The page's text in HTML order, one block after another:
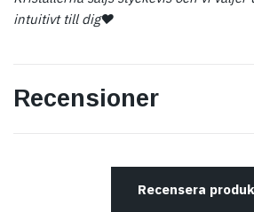
intuitivt till dig♥
Recensioner
Recensera